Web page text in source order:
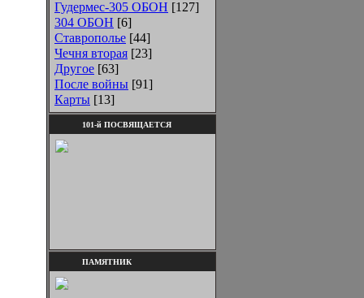
Гудермес-305 ОБОН [127]
304 ОБОН [6]
Ставрополье [44]
Чечня вторая [23]
Другое [63]
После войны [91]
Карты [13]
101-й ПОСВЯЩАЕТСЯ
ПАМЯТНИК